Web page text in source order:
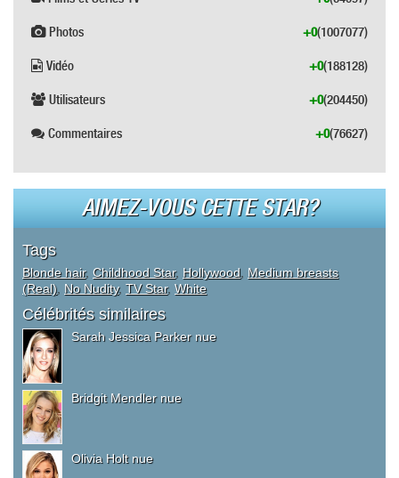
Photos (1007077)
+0
Vidéo (188128)
+0
Utilisateurs (204450)
+0
Commentaires (76627)
+0
AIMEZ-VOUS CETTE STAR?
Tags
Blonde hair, Childhood Star, Hollywood Medium breasts
(Real) No Nudity, TV Star, White
Célébrités similaires
Sarah Jessica Parker nue
Bridgit Mendler nue
Olivia Holt nue